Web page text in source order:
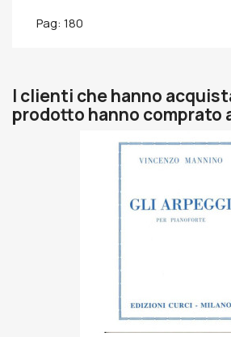
Pag: 180
I clienti che hanno
prodotto hanno comprato